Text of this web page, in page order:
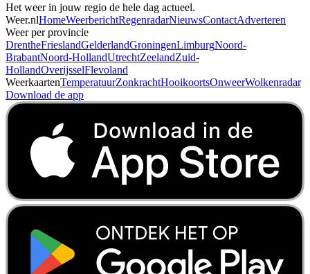
Het weer in jouw regio de hele dag actueel.
Weer.nlHomeWeerberichtRegenradarNieuwsContactAdverteren
Weer per provincie
DrentheFrieslandGelderlandGroningenLimburgNoord-
BrabantNoord-HollandUtrechtZeelandZuid-
HollandOverijsselFlevoland
WeerkaartenTemperatuurZonkrachtHooikoortsOnweerWolkenradar
Download de app